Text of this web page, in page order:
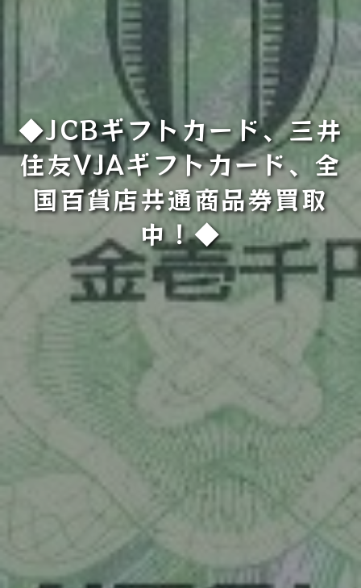
◆JCBギフトカード、三井
住友VJAギフトカード、全
国百貨店共通商品券買取
中！◆